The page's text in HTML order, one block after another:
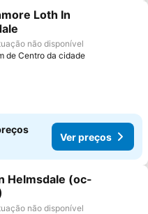
aos favoritos
Loth In
não disponível
de Centro da cidade
Ver preços
aos favoritos
Helmsdale (oc-
não disponível